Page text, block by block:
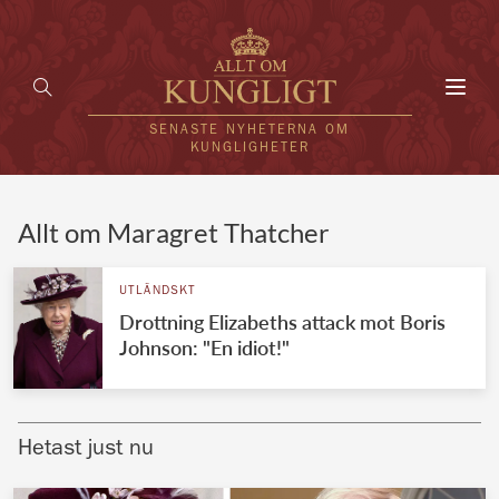
SENASTE NYHETERNA OM
KUNGLIGHETER
UTLÄNDSKT
VÄRLDENS KUNGAHUS
Brittiska kungahuset
Allt om Maragret Thatcher
UTLÄNDSKT
Drottning Elizabeths attack mot Boris
Johnson: "En idiot!"
Hetast just nu